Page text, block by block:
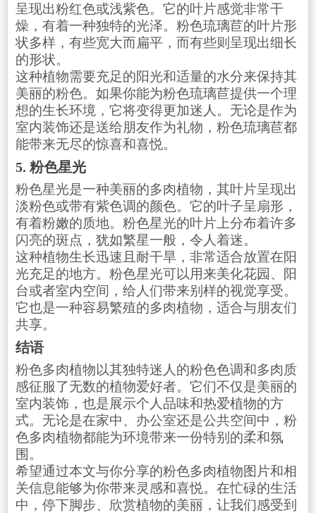
呈现出粉红色或浅紫色。它的叶片感觉非常干
燥，有着一种独特的光泽。粉色琉璃苣的叶片形
状多样，有些宽大而扁平，而有些则呈现出细长
的形状。
这种植物需要充足的阳光和适量的水分来保持其
美丽的粉色。如果你能为粉色琉璃苣提供一个理
想的生长环境，它将变得更加迷人。无论是作为
室内装饰还是送给朋友作为礼物，粉色琉璃苣都
能带来无尽的惊喜和喜悦。
5. 粉色星光
粉色星光是一种美丽的多肉植物，其叶片呈现出
淡粉色或带有紫色调的颜色。它的叶子呈扇形，
有着粉嫩的质地。粉色星光的叶片上分布着许多
闪亮的斑点，犹如繁星一般，令人着迷。
这种植物生长迅速且耐干旱，非常适合放置在阳
光充足的地方。粉色星光可以用来美化花园、阳
台或者室内空间，给人们带来别样的视觉享受。
它也是一种容易繁殖的多肉植物，适合与朋友们
共享。
结语
粉色多肉植物以其独特迷人的粉色色调和多肉质
感征服了无数的植物爱好者。它们不仅是美丽的
室内装饰，也是展示个人品味和热爱植物的方
式。无论是在家中、办公室还是公共空间中，粉
色多肉植物都能为环境带来一份特别的柔和氛
围。
希望通过本文与你分享的粉色多肉植物图片和相
关信息能够为你带来灵感和喜悦。在忙碌的生活
中，停下脚步、欣赏植物的美丽，让我们感受到